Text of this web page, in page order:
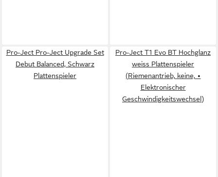
Pro-Ject Pro-Ject Upgrade Set
Debut Balanced, Schwarz
Plattenspieler
Pro-Ject T1 Evo BT Hochglanz
weiss Plattenspieler
(Riemenantrieb, keine, •
Elektronischer
Geschwindigkeitswechsel)